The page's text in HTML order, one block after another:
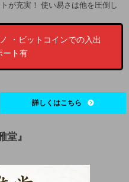
が充実！ 使い易さは他を圧倒し
・ビットコインでの入出
ート有
詳しくはこちら
堂』